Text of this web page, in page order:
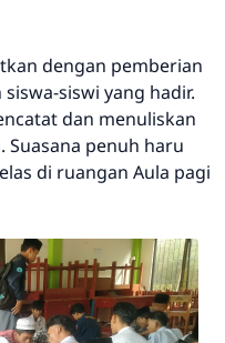
dengan pemberian
siswi yang hadir.
dan menuliskan
Suasana penuh haru
di ruangan Aula pagi